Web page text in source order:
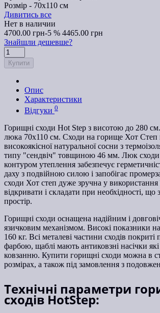
Розмір - 70х110 см
Дивитись все
Нет в наличии
4700.00 грн-5 % 4465.00 грн
Знайшли дешевше?
Купити
Опис
Характеристики
Відгуки 0
Горищні сходи Hot Step з висотою до 280
люка 70х110 см. Сходи на горище Хот Степ
високоякісної натуральної сосни з
типу "сендвіч" товщиною 46 мм. Люк сходи
контуром утеплення забезпечує
даху з подвійною силою і запобігає
сходи Хот степ дуже зручна у використання
відкривати і складати при необхідності, що
простір.
Горищні сходи оснащена надійним і
язичковим механізмом. Високі показники
160 кг. Всі металеві частини сходів
фарбою, щаблі мають антиковзні насічки
ковзанню. Купити горищні сходи можна в
розмірах, а також під замовлення з
Технічні параметри
сходів HotStep: